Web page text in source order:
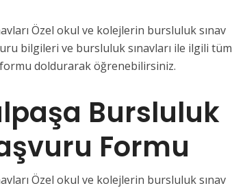
Özel okul ve kolejlerin bursluluk sınav
bilgileri ve bursluluk sınavları ile ilgili tüm
formu doldurarak öğrenebilirsiniz.
Bursluluk
Formu
Özel okul ve kolejlerin bursluluk sınav